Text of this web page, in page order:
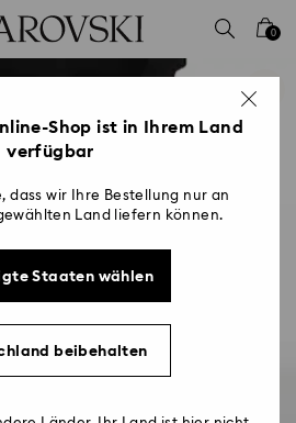
0
Shop ist in Ihrem Land
verfügbar
dass wir Ihre Bestellung nur an
Land liefern können.
Staaten wählen
beibehalten